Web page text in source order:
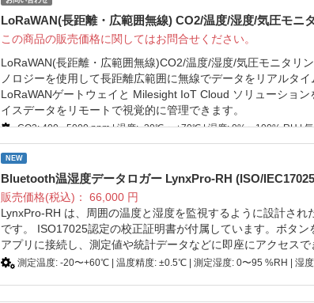
LoRaWAN(長距離・広範囲無線) CO2/温度/湿度/気圧モニ
この商品の販売価格に関してはお問合せください。
LoRaWAN(長距離・広範囲無線)CO2/温度/湿度/気圧モニタリ
ノロジーを使用して長距離広範囲に無線でデータをリアルタ
LoRaWANゲートウェイと Milesight IoT Cloud ソリューショ
イスデータをリモートで視覚的に管理できます。
CO2: 400 - 5000 ppm | 温度: -30℃ 〜+70℃ | 湿度: 0%〜100% RH |
NEW
Bluetooth温湿度データロガー LynxPro-RH (ISO/
販売価格(税込)：66,000 円
LynxPro-RH は、周囲の温度と湿度を監視するように設計さ
です。 ISO17025認定の校正証明書が付属しています。ボタ
アプリに接続し、測定値や統計データなどに即座にアクセスで
測定温度: -20〜+60℃ | 温度精度: ±0.5℃ | 測定湿度: 0〜95 %RH | 湿